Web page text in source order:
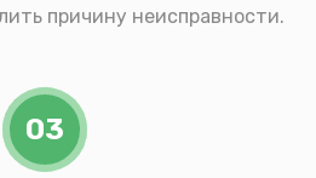
причину неисправности.
03